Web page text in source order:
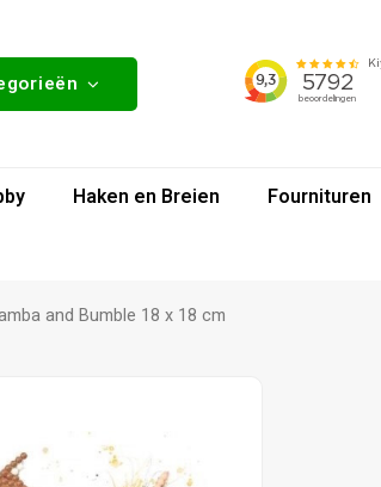
Haken en Breien Fournituren
and Bumble 18 x 18 cm